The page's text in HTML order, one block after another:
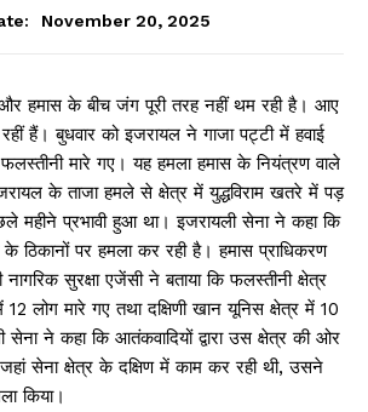
November 20, 2025
हमास के बीच जंग पूरी तरह नहीं थम रही है। आए
हैं। बुधवार को इजरायल ने गाजा पट्टी में हवाई
मारे गए। यह हमला हमास के नियंत्रण वाले
के ताजा हमले से क्षेत्र में युद्धविराम खतरे में पड़
महीने प्रभावी हुआ था। इजरायली सेना ने कहा कि
ठिकानों पर हमला कर रही है। हमास प्राधिकरण
सुरक्षा एजेंसी ने बताया कि फलस्तीनी क्षेत्र
लोग मारे गए तथा दक्षिणी खान यूनिस क्षेत्र में 10
सेना ने कहा कि आतंकवादियों द्वारा उस क्षेत्र की ओर
सेना क्षेत्र के दक्षिण में काम कर रही थी, उसने
किया।